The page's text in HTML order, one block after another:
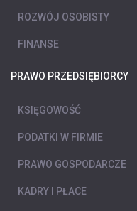
ROZWÓJ OSOBISTY
FINANSE
PRAWO PRZEDSIĘBIORCY
KSIĘGOWOŚĆ
PODATKI W FIRMIE
PRAWO GOSPODARCZE
KADRY I PŁACE